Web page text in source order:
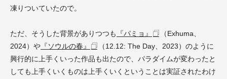
凍りついていたので。
ただ、そうした背景がありつつも 『パミョ』
（Exhuma、
2024）や 『ソウルの春』
（12.12: The Day、2023）のように
興行的に上手くいった作品も出たので、パラダイムが変わったと
しても上手くいくものは上手くいくということは実証されたわけ